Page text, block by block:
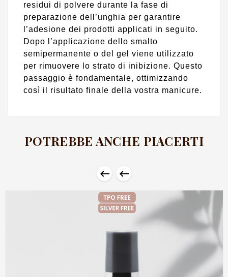
residui di polvere durante la fase di
preparazione dell’unghia per garantire
l’adesione dei prodotti applicati in seguito.
Dopo l’applicazione dello smalto
semipermanente o del gel viene utilizzato
per rimuovere lo strato di inibizione. Questo
passaggio è fondamentale, ottimizzando
così il risultato finale della vostra manicure.
POTREBBE ANCHE PIACERTI
 